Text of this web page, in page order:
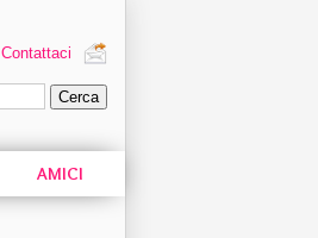
Contattaci
AMICI